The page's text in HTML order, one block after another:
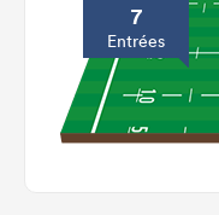
7
Entrées